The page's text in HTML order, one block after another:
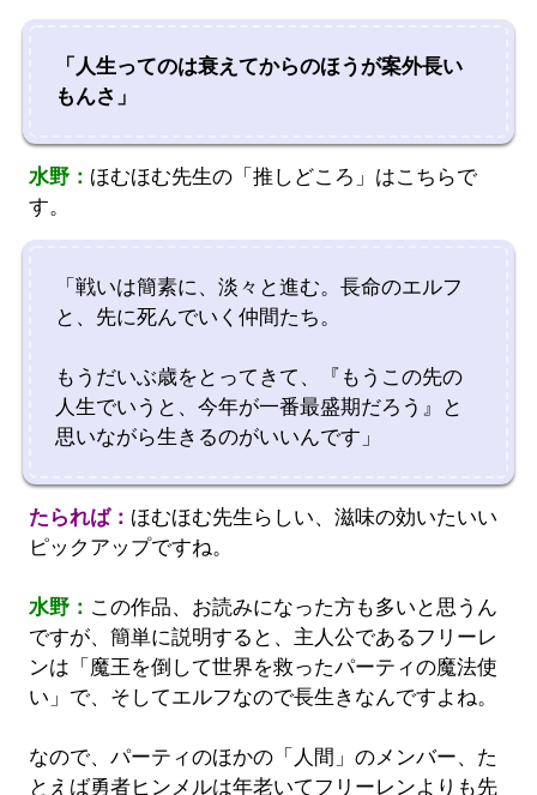
「人生ってのは衰えてからのほうが案外長い
もんさ」
水野： ほむほむ先生の「推しどころ」はこちらで
す。
「戦いは簡素に、淡々と進む。長命のエルフ
と、先に死んでいく仲間たち。
もうだいぶ歳をとってきて、『もうこの先の
人生でいうと、今年が一番最盛期だろう』と
思いながら生きるのがいいんです」
たられば： ほむほむ先生らしい、滋味の効いたいい
ピックアップですね。
水野： この作品、お読みになった方も多いと思うん
ですが、簡単に説明すると、主人公であるフリーレ
ンは「魔王を倒して世界を救ったパーティの魔法使
い」で、そしてエルフなので長生きなんですよね。
なので、パーティのほかの「人間」のメンバー、た
とえば勇者ヒンメルは年老いてフリーレンよりも先